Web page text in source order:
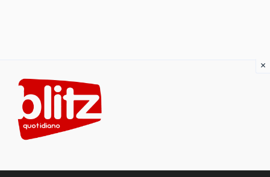
content
×